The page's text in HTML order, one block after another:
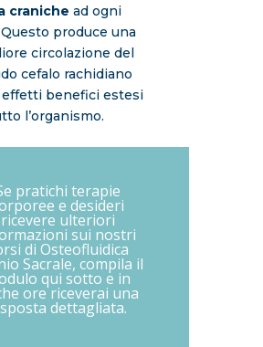
craniche ad ogni
produce una
circolazione del
cefalo rachidiano
benefici estesi
l’organismo.
pratichi terapie
e desideri
ricevere ulteriori
sui nostri
di Osteofluidica
Sacrale, compila il
qui sotto e in
ore riceverai una
dettagliata.